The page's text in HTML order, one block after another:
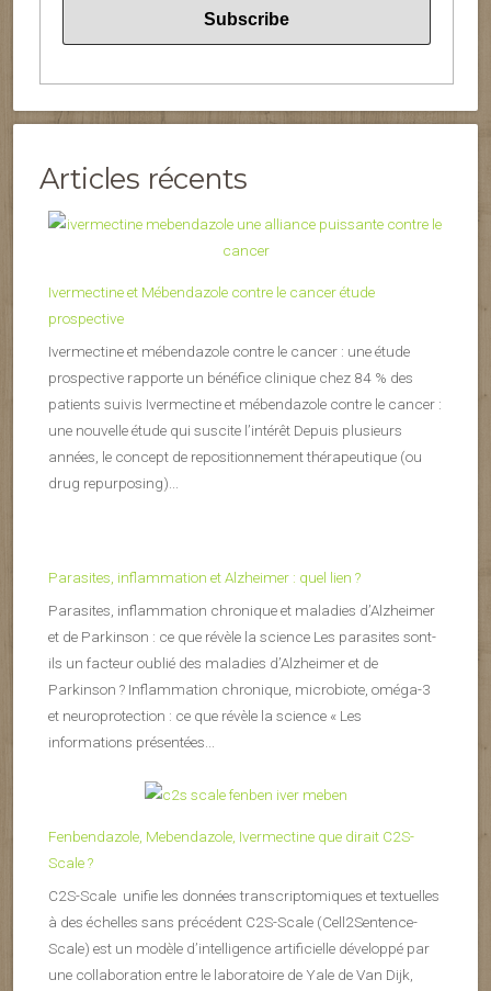
Articles récents
Ivermectine et Mébendazole contre le cancer étude
prospective
Ivermectine et mébendazole contre le cancer : une étude
prospective rapporte un bénéfice clinique chez 84 % des
patients suivis Ivermectine et mébendazole contre le cancer :
une nouvelle étude qui suscite l’intérêt Depuis plusieurs
années, le concept de repositionnement thérapeutique (ou
drug repurposing)...
Parasites, inflammation et Alzheimer : quel lien ?
Parasites, inflammation chronique et maladies d’Alzheimer
et de Parkinson : ce que révèle la science Les parasites sont-
ils un facteur oublié des maladies d’Alzheimer et de
Parkinson ? Inflammation chronique, microbiote, oméga-3
et neuroprotection : ce que révèle la science « Les
informations présentées...
Fenbendazole, Mebendazole, Ivermectine que dirait C2S-
Scale ?
C2S-Scale unifie les données transcriptomiques et textuelles
à des échelles sans précédent C2S-Scale (Cell2Sentence-
Scale) est un modèle d’intelligence artificielle développé par
une collaboration entre le laboratoire de Yale de Van Dijk,